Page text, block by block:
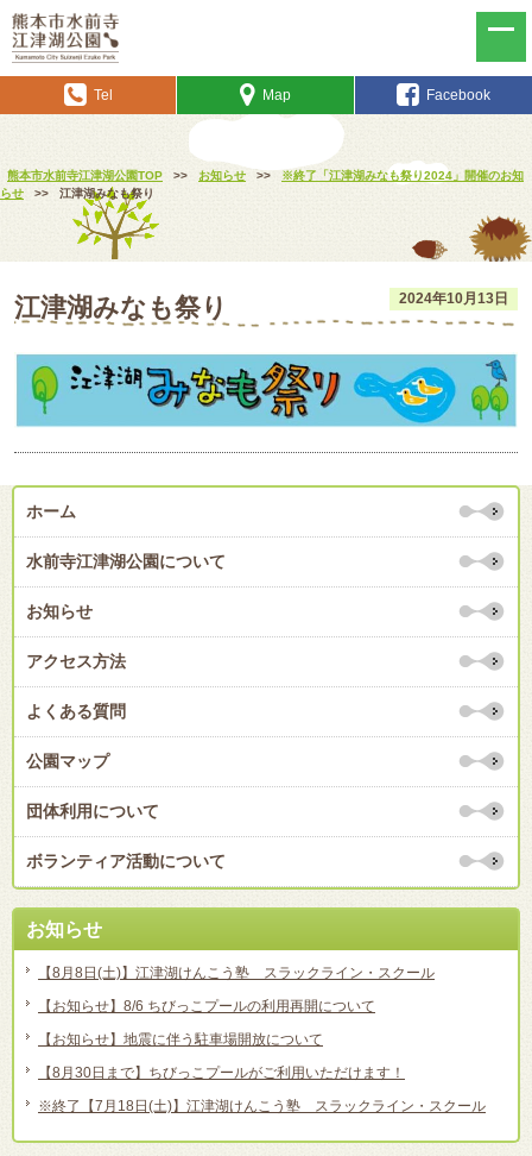
Tel Map Facebook
熊本市水前寺江津湖公園TOP >> お知らせ >>
※終了「江津湖みなも祭り2024」開催のお知
らせ
>> 江津湖みなも祭り
2024年10月13日
江津湖みなも祭り
ホーム
水前寺江津湖公園について
お知らせ
アクセス方法
よくある質問
公園マップ
団体利用について
ボランティア活動について
お知らせ
【8月8日(土)】江津湖けんこう塾 スラックライン・スクール
【お知らせ】8/6 ちびっこプールの利用再開について
【お知らせ】地震に伴う駐車場開放について
【8月30日まで】ちびっこプールがご利用いただけます！
※終了【7月18日(土)】江津湖けんこう塾 スラックライン・スクール